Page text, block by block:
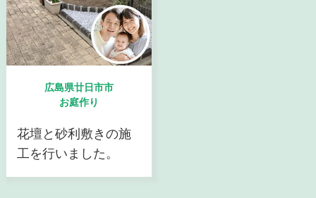
広島県廿日市市
お庭作り
花壇と砂利敷きの施
工を行いました。